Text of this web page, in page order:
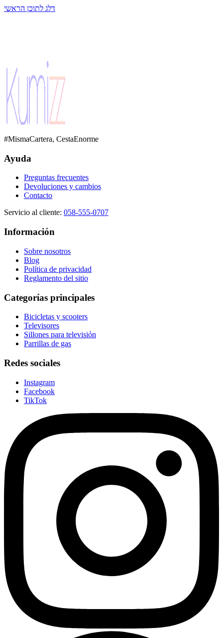
דלג לתוכן הראשי
#MismaCartera, CestaEnorme
Ayuda
Preguntas frecuentes
Devoluciones y cambios
Contacto
Servicio al cliente: 058-555-0707
Información
Sobre nosotros
Blog
Política de privacidad
Reglamento del sitio
Categorías principales
Bicicletas y scooters
Televisores
Sillones para televisión
Parrillas de gas
Redes sociales
Instagram
Facebook
TikTok